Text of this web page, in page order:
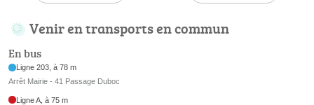
Venir en transports en commun
En bus
Ligne 203, à 78 m
Arrêt Mairie - 41 Passage Duboc
Ligne A, à 75 m